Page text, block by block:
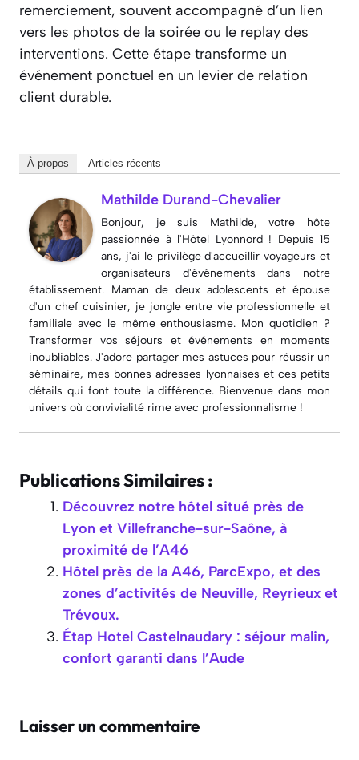
remerciement, souvent accompagné d’un lien
vers les photos de la soirée ou le replay des
interventions. Cette étape transforme un
événement ponctuel en un levier de relation
client durable.
À propos Articles récents
Mathilde Durand-Chevalier
Bonjour, je suis Mathilde, votre hôte
passionnée à l'Hôtel Lyonnord ! Depuis 15
ans, j'ai le privilège d'accueillir voyageurs et
organisateurs d'événements dans notre
établissement. Maman de deux adolescents et épouse
d'un chef cuisinier, je jongle entre vie professionnelle et
familiale avec le même enthousiasme. Mon quotidien ?
Transformer vos séjours et événements en moments
inoubliables. J'adore partager mes astuces pour réussir un
séminaire, mes bonnes adresses lyonnaises et ces petits
détails qui font toute la différence. Bienvenue dans mon
univers où convivialité rime avec professionnalisme !
Publications Similaires :
Découvrez notre hôtel situé près de
Lyon et Villefranche-sur-Saône, à
proximité de l’A46
Hôtel près de la A46, ParcExpo, et des
zones d’activités de Neuville, Reyrieux et
Trévoux.
Étap Hotel Castelnaudary : séjour malin,
confort garanti dans l’Aude
Laisser un commentaire